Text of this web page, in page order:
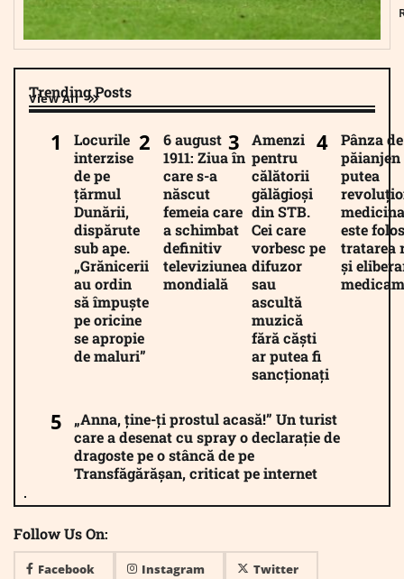
Trending Posts
View All
Locurile
interzise
de pe
țărmul
Dunării,
dispărute
sub ape.
„Grănicerii
au ordin
să împuște
pe oricine
se apropie
de maluri”
6 august
1911: Ziua în
care s-a
născut
femeia care
a schimbat
definitiv
televiziunea
mondială
Amenzi
pentru
călătorii
gălăgioși
din STB.
Cei care
vorbesc pe
difuzor
sau
ascultă
muzică
fără căști
ar putea fi
sancționați
Pânza de
păianjen
putea
este
tratarea
și
„Anna, ține-ți prostul acasă!” Un turist
care a desenat cu spray o declarație de
dragoste pe o stâncă de pe
Transfăgărășan, criticat pe internet
Follow Us On:
Facebook Instagram Twitter